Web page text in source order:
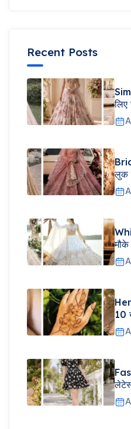
Recent Posts
लिए
लुक
10